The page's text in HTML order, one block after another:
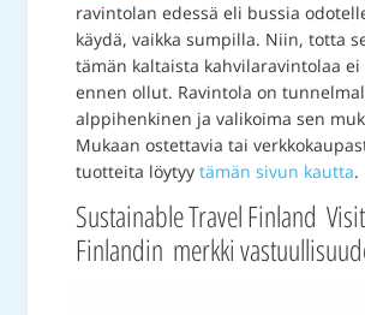
ravintolan edessä eli bussia
käydä, vaikka sumpilla. Niin, totta
tämän kaltaista kahvilaravintolaa ei
ennen ollut. Ravintola on
alppihenkinen ja valikoima sen
Mukaan ostettavia tai
tuotteita löytyytämän sivun kautta.
Sustainable Travel Finland Visit
Finlandin merkki